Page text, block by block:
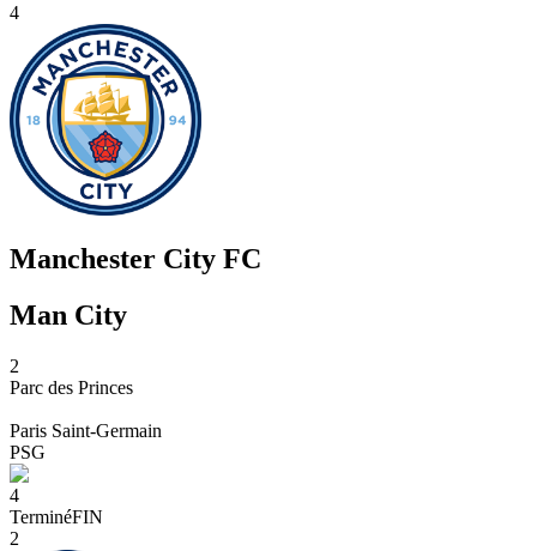
4
Manchester City FC
Man City
2
Parc des Princes
Paris Saint-Germain
PSG
4
TerminéFIN
2